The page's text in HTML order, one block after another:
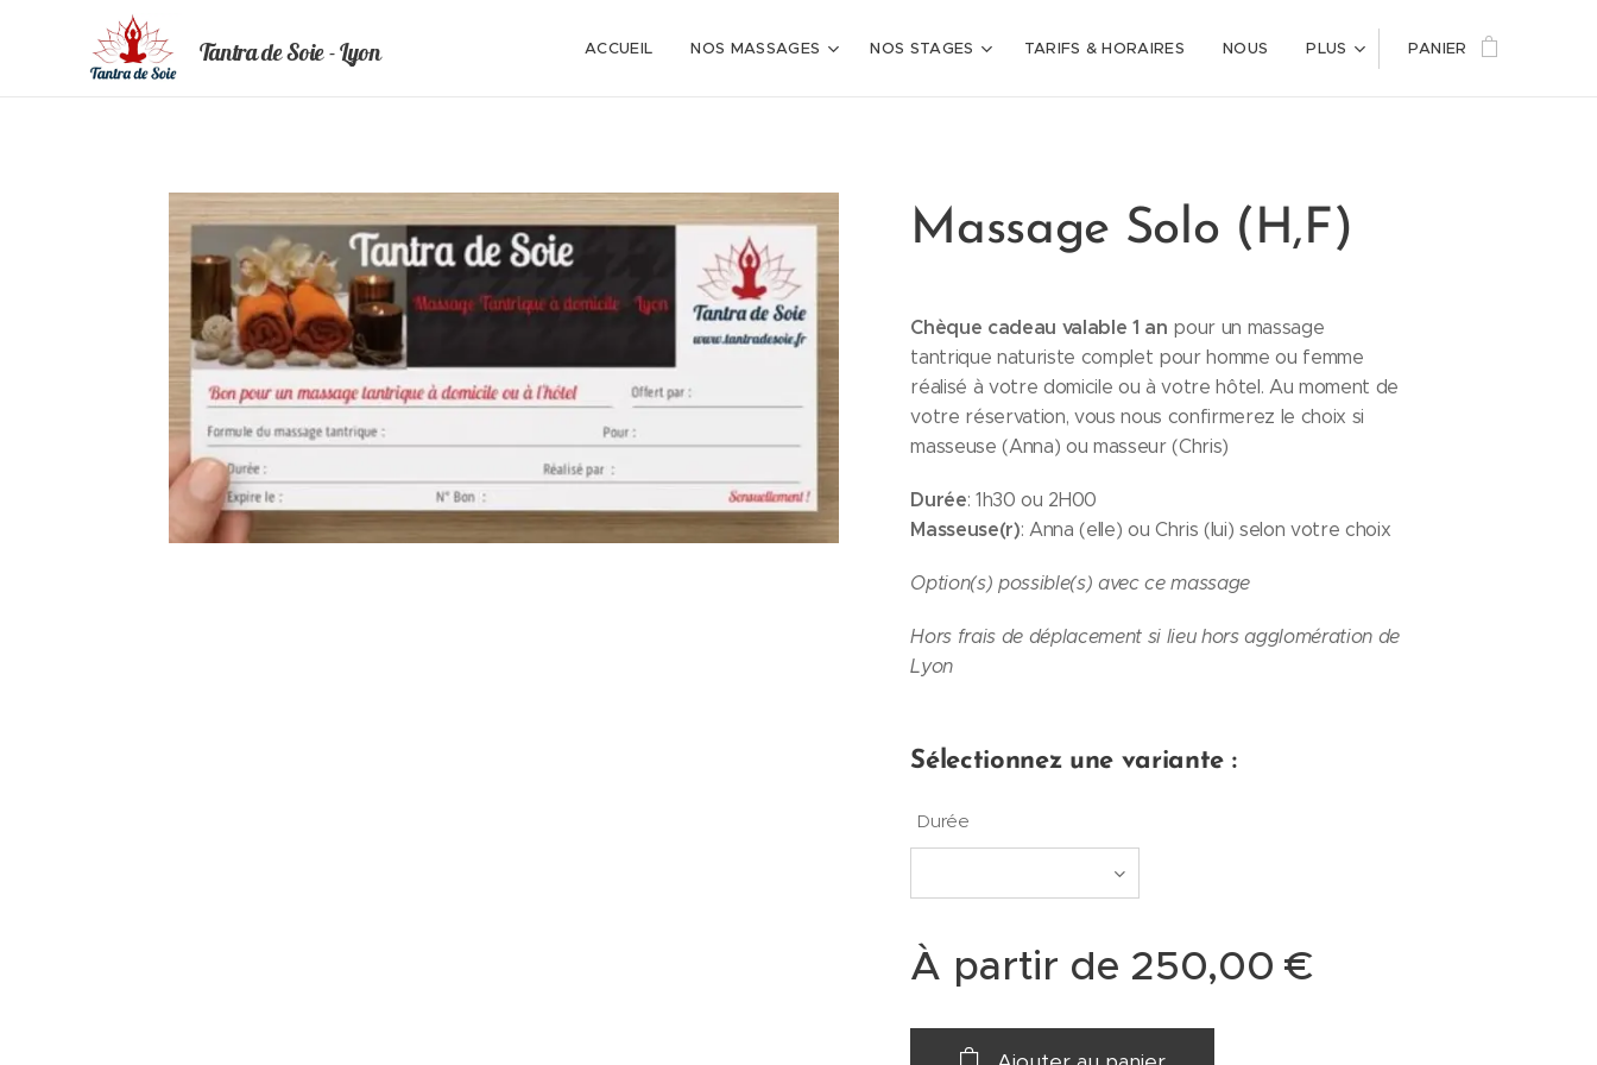
Tantra de Soie - Lyon ACCUEIL NOS MASSAGES NOS STAGES TARIFS & HORAIRES NOUS PLUS PANIER
Massage Solo (H,F)
Chèque cadeau valable 1 an pour un massage
tantrique naturiste complet pour homme ou femme
réalisé à votre domicile ou à votre hôtel. Au moment de
votre réservation, vous nous confirmerez le choix si
masseuse (Anna) ou masseur (Chris)
Durée: 1h30 ou 2H00
Masseuse(r): Anna (elle) ou Chris (lui) selon votre choix
Option(s) possible(s) avec ce massage
Hors frais de déplacement si lieu hors agglomération de
Lyon
Sélectionnez une variante :
Durée
À partir de 250,00 €